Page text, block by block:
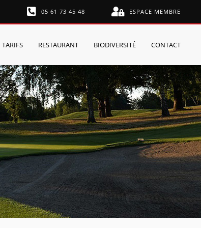
05 61 73 45 48 ESPACE MEMBRE
TARIFS RESTAURANT BIODIVERSITÉ CONTACT